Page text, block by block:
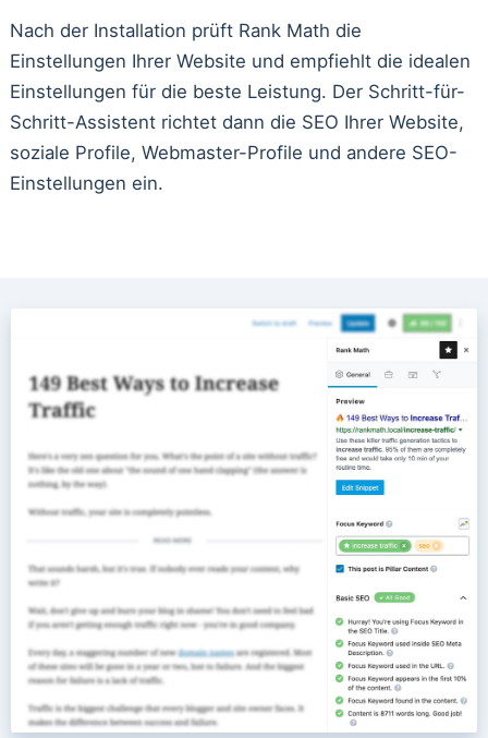
Nach der Installation prüft Rank Math die
Einstellungen Ihrer Website und empfiehlt die idealen
Einstellungen für die beste Leistung. Der Schritt-für-
Schritt-Assistent richtet dann die SEO Ihrer Website,
soziale Profile, Webmaster-Profile und andere SEO-
Einstellungen ein.